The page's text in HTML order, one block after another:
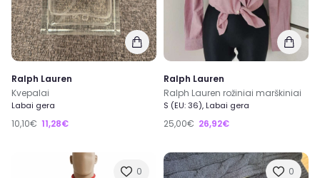
Ralph Lauren
Kvepalai
Labai gera
10,10€ 11,28€
Ralph Lauren
Ralph Lauren rožiniai marškiniai
S (EU: 36), Labai gera
25,00€ 26,92€
0 0